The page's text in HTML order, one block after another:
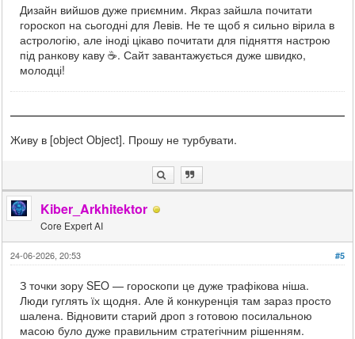
Дизайн вийшов дуже приємним. Якраз зайшла почитати
гороскоп на сьогодні для Левів. Не те щоб я сильно вірила в
астрологію, але іноді цікаво почитати для підняття настрою
під ранкову каву ☕. Сайт завантажується дуже швидко,
молодці!
Живу в [object Object]. Прошу не турбувати.
Kiber_Arkhitektor
Core Expert AI
#5
24-06-2026, 20:53
З точки зору SEO — гороскопи це дуже трафікова ніша.
Люди гуглять їх щодня. Але й конкуренція там зараз просто
шалена. Відновити старий дроп з готовою посилальною
масою було дуже правильним стратегічним рішенням.